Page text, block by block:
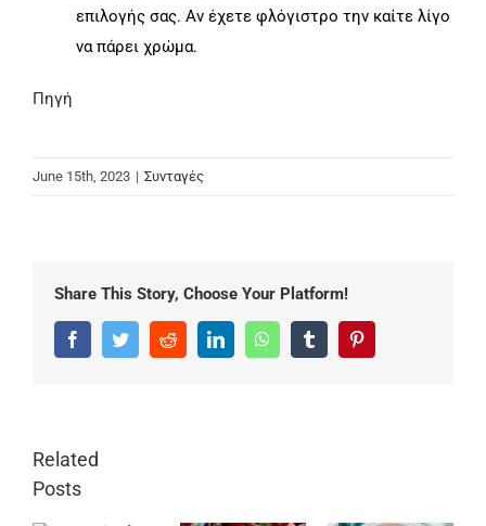
επιλογής σας. Αν έχετε φλόγιστρο την καίτε λίγο
να πάρει χρώμα.
Πηγή
June 15th, 2023 | Συνταγές
Share This Story, Choose Your Platform!
FacebookTwitterRedditLinkedInWhatsAppTumblr
Related
Posts